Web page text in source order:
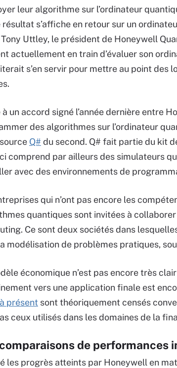
leur algorithme sur l’ordinateur
résultat s’affiche en retour sur un
Uttley, le président de Honeywell
actuellement en train d’évaluer son
s’en servir pour mettre au point
à un accord signé l’année dernière entre
des algorithmes sur l’ordinateur
Q#du second. Q# fait partie du kit
comprend par ailleurs des simulateurs
avec des environnements de
qui n’ont pas encore les
quantiques sont invitées à
Ce sont deux sociétés dans
modélisation de problèmes pratiques,
économique n’est pas encore très
vers une application finale est
présent sont théoriquement censés
ceux utilisés dans les domaines de la
de performances
les progrès atteints par Honeywell en